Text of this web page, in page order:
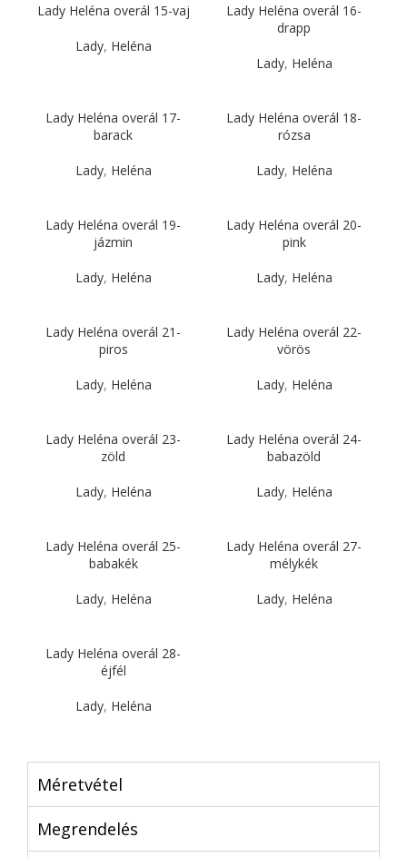
Lady Heléna overál 15-vaj
Lady, Heléna
Lady Heléna overál 16-
drapp
Lady, Heléna
Lady Heléna overál 17-
barack
Lady, Heléna
Lady Heléna overál 18-
rózsa
Lady, Heléna
Lady Heléna overál 19-
jázmin
Lady, Heléna
Lady Heléna overál 20-
pink
Lady, Heléna
Lady Heléna overál 21-
piros
Lady, Heléna
Lady Heléna overál 22-
vörös
Lady, Heléna
Lady Heléna overál 23-
zöld
Lady, Heléna
Lady Heléna overál 24-
babazöld
Lady, Heléna
Lady Heléna overál 25-
babakék
Lady, Heléna
Lady Heléna overál 27-
mélykék
Lady, Heléna
Lady Heléna overál 28-
éjfél
Lady, Heléna
Méretvétel
Megrendelés